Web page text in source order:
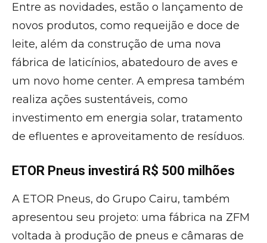
Entre as novidades, estão o lançamento de
novos produtos, como requeijão e doce de
leite, além da construção de uma nova
fábrica de laticínios, abatedouro de aves e
um novo home center. A empresa também
realiza ações sustentáveis, como
investimento em energia solar, tratamento
de efluentes e aproveitamento de resíduos.
ETOR Pneus investirá R$ 500 milhões
A ETOR Pneus, do Grupo Cairu, também
apresentou seu projeto: uma fábrica na ZFM
voltada à produção de pneus e câmaras de